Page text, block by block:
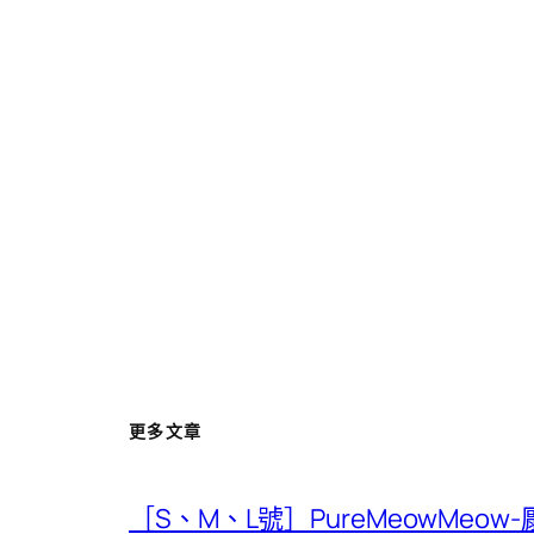
更多文章
［S、M、L號］PureMeowMeow-